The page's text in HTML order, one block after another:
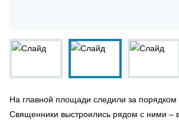
На главной площади следили за порядком
Священники выстроились рядом с ними –